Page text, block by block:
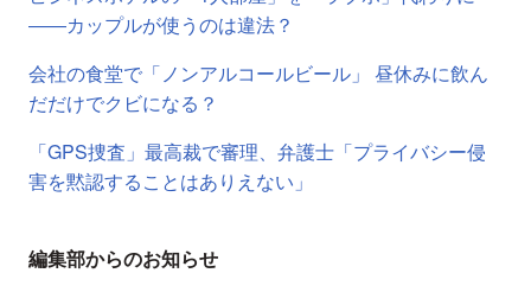
――カップルが使うのは違法？
会社の食堂で「ノンアルコールビール」 昼休みに飲ん
だだけでクビになる？
「GPS捜査」最高裁で審理、弁護士「プライバシー侵
害を黙認することはありえない」
編集部からのお知らせ